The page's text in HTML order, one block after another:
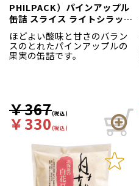
PHILPACK）パインアップル
缶詰 スライス ライトシラップ
3号缶
ほどよい酸味と甘さのバラン
スのとれたパインアップルの
果実の缶詰です。
￥367(税込)
￥330(税込)